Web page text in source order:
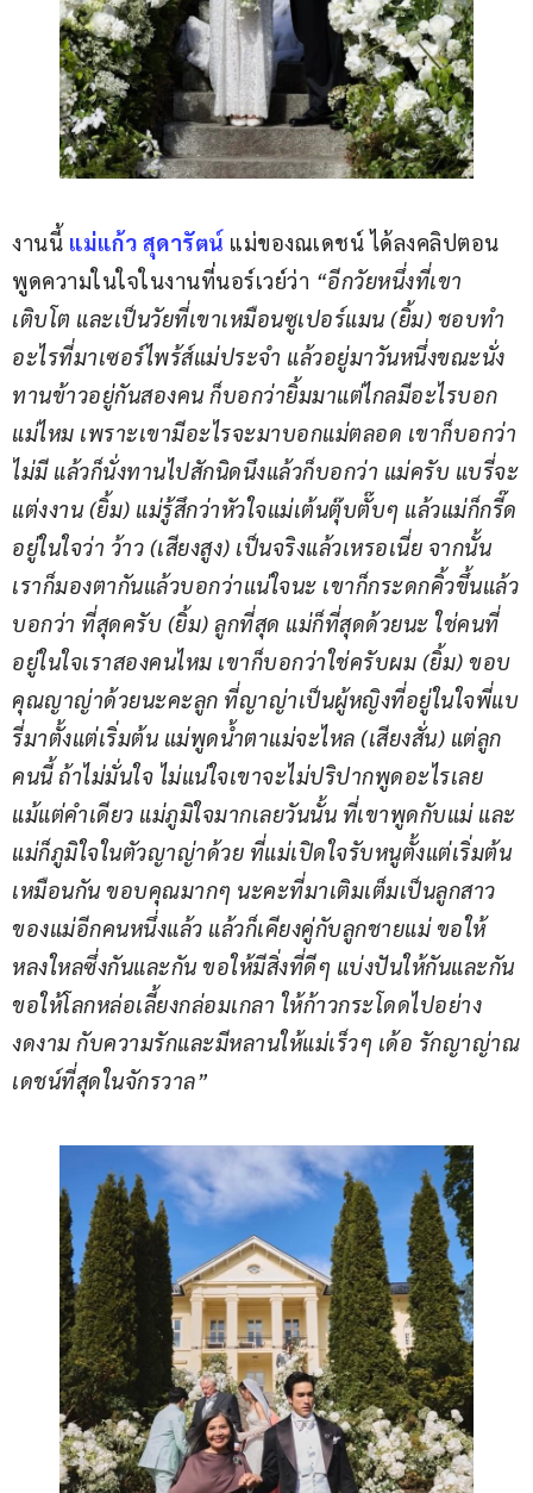
งานนี้ แม่แก้ว สุดารัตน์ แม่ของณเดชน์ ได้ลงคลิปตอน
พูดความในใจในงานที่นอร์เวย์ว่า “อีกวัยหนึ่งที่เขา
เติบโต และเป็นวัยที่เขาเหมือนซูเปอร์แมน (ยิ้ม) ชอบทำ
อะไรที่มาเซอร์ไพร้ส์แม่ประจำ แล้วอยู่มาวันหนึ่งขณะนั่ง
ทานข้าวอยู่กันสองคน ก็บอกว่ายิ้มมาแต่ไกลมีอะไรบอก
แม่ไหม เพราะเขามีอะไรจะมาบอกแม่ตลอด เขาก็บอกว่า
ไม่มี แล้วก็นั่งทานไปสักนิดนึงแล้วก็บอกว่า แม่ครับ แบรี่จะ
แต่งงาน (ยิ้ม) แม่รู้สึกว่าหัวใจแม่เต้นตุ๊บตั๊บๆ แล้วแม่ก็กรี๊ด
อยู่ในใจว่า ว้าว (เสียงสูง) เป็นจริงแล้วเหรอเนี่ย จากนั้น
เราก็มองตากันแล้วบอกว่าแน่ใจนะ เขาก็กระดกคิ้วขึ้นแล้ว
บอกว่า ที่สุดครับ (ยิ้ม) ลูกที่สุด แม่ก็ที่สุดด้วยนะ ใช่คนที่
อยู่ในใจเราสองคนไหม เขาก็บอกว่าใช่ครับผม (ยิ้ม) ขอบ
คุณญาญ่าด้วยนะคะลูก ที่ญาญ่าเป็นผู้หญิงที่อยู่ในใจพี่แบ
รี่มาตั้งแต่เริ่มต้น แม่พูดน้ำตาแม่จะไหล (เสียงสั่น) แต่ลูก
คนนี้ ถ้าไม่มั่นใจ ไม่แน่ใจเขาจะไม่ปริปากพูดอะไรเลย
แม้แต่คำเดียว แม่ภูมิใจมากเลยวันนั้น ที่เขาพูดกับแม่ และ
แม่ก็ภูมิใจในตัวญาญ่าด้วย ที่แม่เปิดใจรับหนูตั้งแต่เริ่มต้น
เหมือนกัน ขอบคุณมากๆ นะคะที่มาเติมเต็มเป็นลูกสาว
ของแม่อีกคนหนึ่งแล้ว แล้วก็เคียงคู่กับลูกชายแม่ ขอให้
หลงใหลซึ่งกันและกัน ขอให้มีสิ่งที่ดีๆ แบ่งปันให้กันและกัน
ขอให้โลกหล่อเลี้ยงกล่อมเกลา ให้ก้าวกระโดดไปอย่าง
งดงาม กับความรักและมีหลานให้แม่เร็วๆ เด้อ รักญาญ่าณ
เดชน์ที่สุดในจักรวาล”